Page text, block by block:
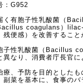
：G952
く有胞子性乳酸菌（
coagulans）
残便感）を改善するこ
子性乳酸菌（Bacillus
なり、消費者庁長官
、予防を目的としたも
菜を基本に、食事のバ